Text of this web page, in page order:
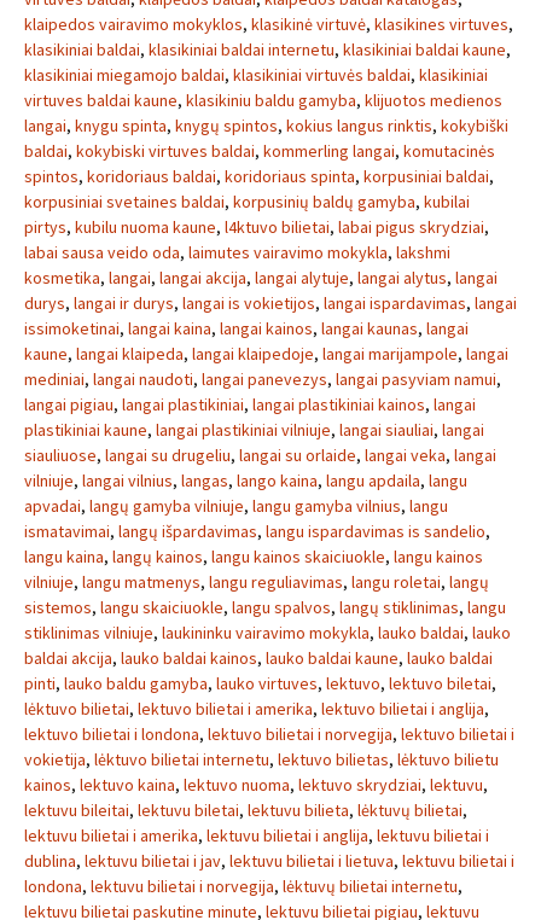
klaipedos vairavimo mokyklos, klasikinė virtuvė, klasikines virtuves,
klasikiniai baldai, klasikiniai baldai internetu, klasikiniai baldai kaune,
klasikiniai miegamojo baldai, klasikiniai virtuvės baldai, klasikiniai
virtuves baldai kaune, klasikiniu baldu gamyba, klijuotos medienos
langai, knygu spinta, knygų spintos, kokius langus rinktis, kokybiški
baldai, kokybiski virtuves baldai, kommerling langai, komutacinės
spintos, koridoriaus baldai, koridoriaus spinta, korpusiniai baldai,
korpusiniai svetaines baldai, korpusinių baldų gamyba, kubilai
pirtys, kubilu nuoma kaune, l4ktuvo bilietai, labai pigus skrydziai,
labai sausa veido oda, laimutes vairavimo mokykla, lakshmi
kosmetika, langai, langai akcija, langai alytuje, langai alytus, langai
durys, langai ir durys, langai is vokietijos, langai ispardavimas, langai
issimoketinai, langai kaina, langai kainos, langai kaunas, langai
kaune, langai klaipeda, langai klaipedoje, langai marijampole, langai
mediniai, langai naudoti, langai panevezys, langai pasyviam namui,
langai pigiau, langai plastikiniai, langai plastikiniai kainos, langai
plastikiniai kaune, langai plastikiniai vilniuje, langai siauliai, langai
siauliuose, langai su drugeliu, langai su orlaide, langai veka, langai
vilniuje, langai vilnius, langas, lango kaina, langu apdaila, langu
apvadai, langų gamyba vilniuje, langu gamyba vilnius, langu
ismatavimai, langų išpardavimas, langu ispardavimas is sandelio,
langu kaina, langų kainos, langu kainos skaiciuokle, langu kainos
vilniuje, langu matmenys, langu reguliavimas, langu roletai, langų
sistemos, langu skaiciuokle, langu spalvos, langų stiklinimas, langu
stiklinimas vilniuje, laukininku vairavimo mokykla, lauko baldai, lauko
baldai akcija, lauko baldai kainos, lauko baldai kaune, lauko baldai
pinti, lauko baldu gamyba, lauko virtuves, lektuvo, lektuvo biletai,
lėktuvo bilietai, lektuvo bilietai i amerika, lektuvo bilietai i anglija,
lektuvo bilietai i londona, lektuvo bilietai i norvegija, lektuvo bilietai i
vokietija, lėktuvo bilietai internetu, lektuvo bilietas, lėktuvo bilietu
kainos, lektuvo kaina, lektuvo nuoma, lektuvo skrydziai, lektuvu,
lektuvu bileitai, lektuvu biletai, lektuvu bilieta, lėktuvų bilietai,
lektuvu bilietai i amerika, lektuvu bilietai i anglija, lektuvu bilietai i
dublina, lektuvu bilietai i jav, lektuvu bilietai i lietuva, lektuvu bilietai i
londona, lektuvu bilietai i norvegija, lėktuvų bilietai internetu,
lektuvu bilietai paskutine minute, lektuvu bilietai pigiau, lektuvu